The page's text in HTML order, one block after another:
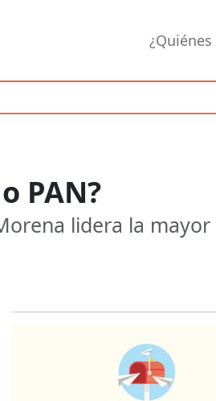
PAN?
lidera la